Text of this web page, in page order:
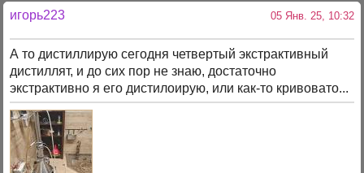
игорь223 05 Янв. 25, 10:32
А то дистиллирую сегодня четвертый экстрактивный
дистиллят, и до сих пор не знаю, достаточно
экстрактивно я его дистилоирую, или как-то кривовато...